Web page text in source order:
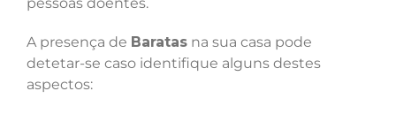
A presença de Baratas na sua casa pode
detetar-se caso identifique alguns destes
aspectos: